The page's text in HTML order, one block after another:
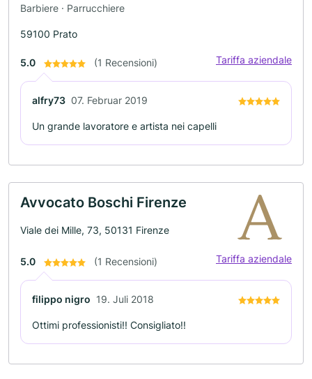
Barbiere · Parrucchiere
59100 Prato
5.0 (1 Recensioni) Tariffa aziendale
alfry73 07. Februar 2019
Un grande lavoratore e artista nei capelli
Avvocato Boschi Firenze
Viale dei Mille, 73, 50131 Firenze
5.0 (1 Recensioni) Tariffa aziendale
filippo nigro 19. Juli 2018
Ottimi professionisti!! Consigliato!!